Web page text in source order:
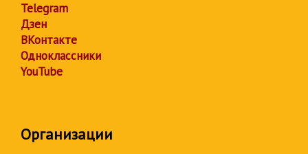
Telegram
Дзен
ВКонтакте
Одноклассники
YouTube
Организации